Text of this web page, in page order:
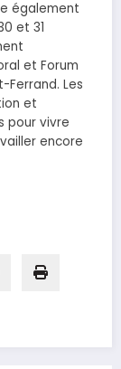
également
et 31
et Forum
Les
et
pour vivre
encore